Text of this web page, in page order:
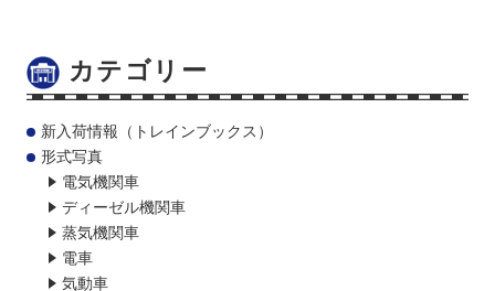
カテゴリー
新入荷情報（トレインブックス）
形式写真
電気機関車
ディーゼル機関車
蒸気機関車
電車
気動車